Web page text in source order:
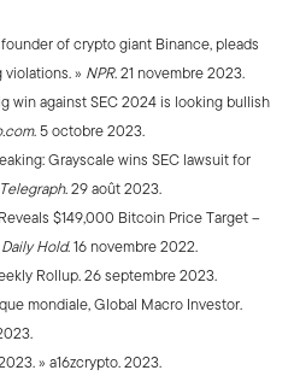
founder of crypto giant Binance, pleads
» NPR. 21 novembre 2023.
win against SEC 2024 is looking bullish
. 5 octobre 2023.
Grayscale wins SEC lawsuit for
. 29 août 2023.
$149,000 Bitcoin Price Target –
Hold. 16 novembre 2022.
Rollup. 26 septembre 2023.
mondiale, Global Macro Investor.
» a16zcrypto. 2023.